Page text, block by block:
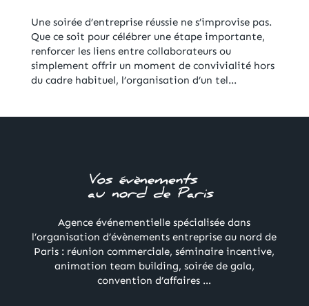
Une soirée d’entreprise réussie ne s’improvise pas.
Que ce soit pour célébrer une étape importante,
renforcer les liens entre collaborateurs ou
simplement offrir un moment de convivialité hors
du cadre habituel, l’organisation d’un tel...
Agence événementielle spécialisée dans
l’organisation d’évènements entreprise au nord de
Paris : réunion commerciale, séminaire incentive,
animation team building, soirée de gala,
convention d’affaires …